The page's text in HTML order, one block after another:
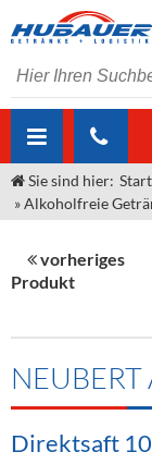
ÜBER UNS
Unser
Kontakt
Angebote
Neuigkeiten
Termine
MARKEN &
Sirup
Spirituosen
Bier
Sie sind hier:
»Alkoholfreie
vorheriges
Produkt
NEUBERT
Direktsaft